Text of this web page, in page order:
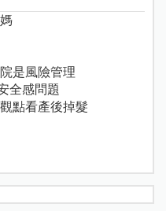
是風險管理
全感問題
點看產後掉髮